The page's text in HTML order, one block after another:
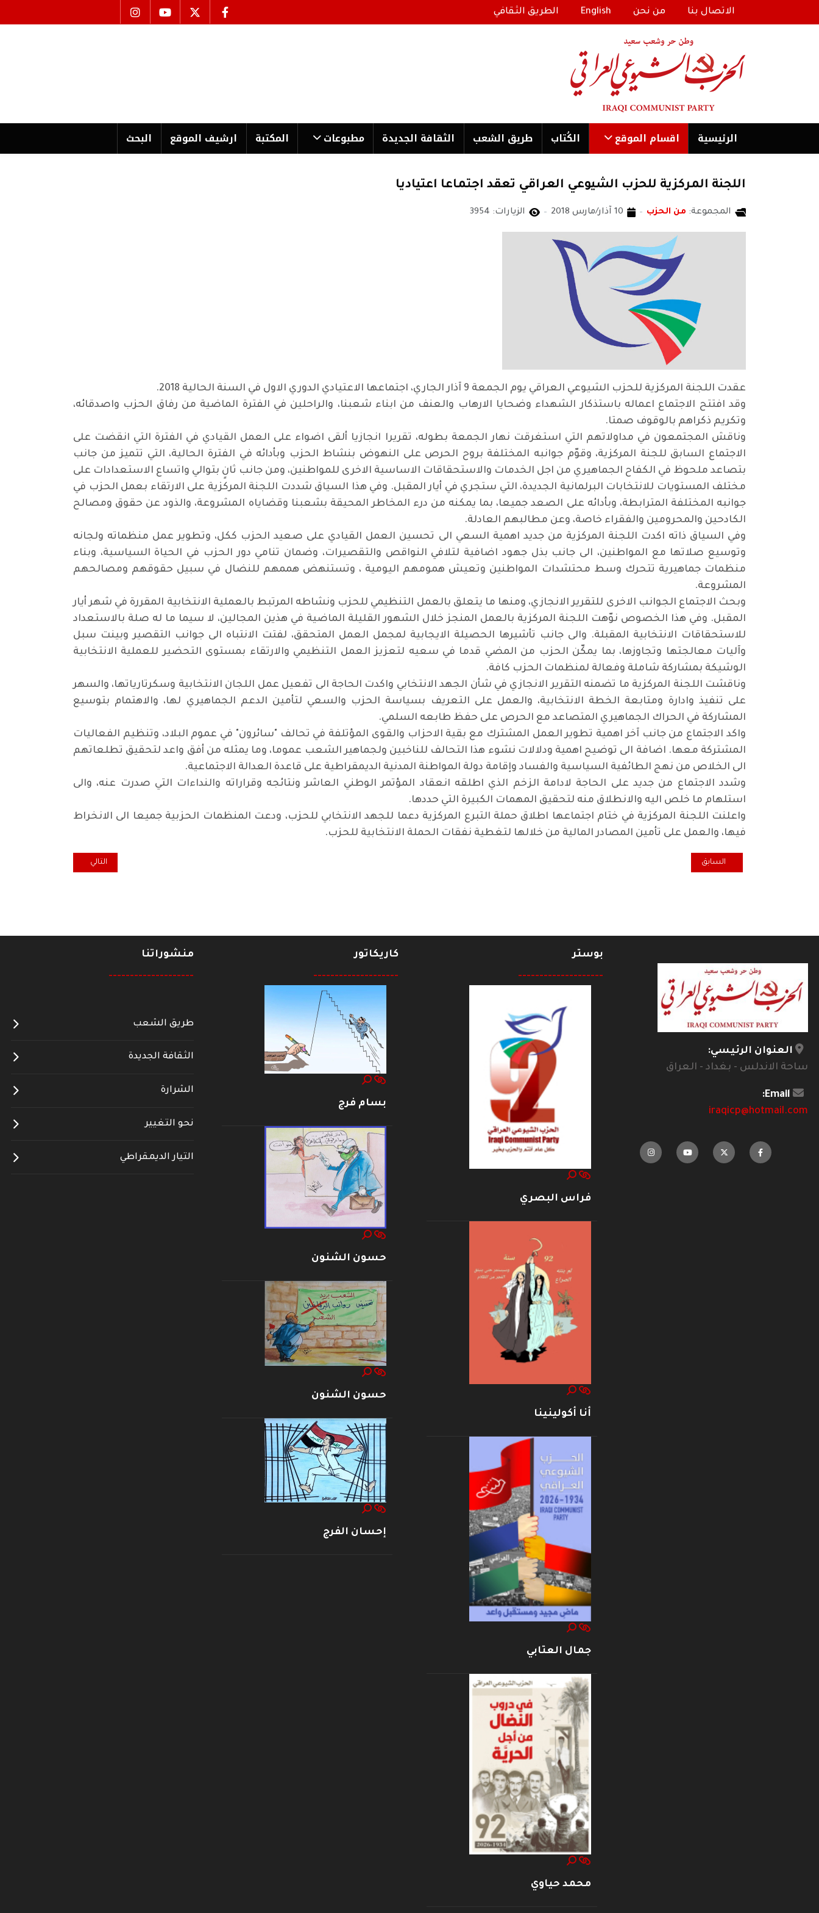
الاتصال بنا من نحن English الطريق الثقافي
الرئیسية اقسام الموقع الكُتاب طریق الشعب الثقافة الجدیدة مطبوعات المكتبة ارشیف الموقع البحث
اللجنة المركزية للحزب الشيوعي العراقي تعقد اجتماعا اعتياديا
المجموعة: من الحزب 10 آذار/مارس 2018 الزيارات: 3954
عقدت اللجنة المركزية للحزب الشيوعي العراقي يوم الجمعة 9 آذار الجاري، اجتماعها الاعتيادي الدوري الاول في السنة الحالية 2018.
وقد افتتح الاجتماع اعماله باستذكار الشهداء وضحايا الارهاب والعنف من ابناء شعبنا، والراحلين في الفترة الماضية من رفاق الحزب واصدقائه،
وتكريم ذكراهم بالوقوف صمتا.
وناقش المجتمعون في مداولاتهم التي استغرقت نهار الجمعة بطوله، تقريرا انجازيا ألقى اضواء على العمل القيادي في الفترة التي انقضت على
الاجتماع السابق للجنة المركزية، وقوّم جوانبه المختلفة بروح الحرص على النهوض بنشاط الحزب وبأدائه في الفترة الحالية، التي تتميز من جانب
بتصاعد ملحوظ في الكفاح الجماهيري من اجل الخدمات والاستحقاقات الاساسية الاخرى للمواطنين، ومن جانب ثانٍ بتوالي واتساع الاستعدادات على
مختلف المستويات للانتخابات البرلمانية الجديدة، التي ستجري في أيار المقبل. وفي هذا السياق شددت اللجنة المركزية على الارتقاء بعمل الحزب في
جوانبه المختلفة المترابطة، وبأدائه على الصعد جميعا، بما يمكنه من درء المخاطر المحيقة بشعبنا وقضاياه المشروعة، والذود عن حقوق ومصالح
الكادحين والمحرومين والفقراء خاصة، وعن مطالبهم العادلة.
وفي السياق ذاته اكدت اللجنة المركزية من جديد اهمية السعي الى تحسين العمل القيادي على صعيد الحزب ككل، وتطوير عمل منظماته ولجانه
وتوسيع صلاتها مع المواطنين، الى جانب بذل جهود اضافية لتلافي النواقص والتقصيرات، وضمان تنامي دور الحزب في الحياة السياسية، وبناء
منظمات جماهيرية تتحرك وسط محتشدات المواطنين وتعيش همومهم اليومية ، وتستنهض هممهم للنضال في سبيل حقوقهم ومصالحهم
المشروعة.
وبحث الاجتماع الجوانب الاخرى للتقرير الانجازي، ومنها ما يتعلق بالعمل التنظيمي للحزب ونشاطه المرتبط بالعملية الانتخابية المقررة في شهر أيار
المقبل. وفي هذا الخصوص نوّهت اللجنة المركزية بالعمل المنجز خلال الشهور القليلة الماضية في هذين المجالين، لا سيما ما له صلة بالاستعداد
للاستحقاقات الانتخابية المقبلة. والى جانب تأشيرها الحصيلة الايجابية لمجمل العمل المتحقق، لفتت الانتباه الى جوانب التقصير وبينت سبل
وآليات معالجتها وتجاوزها، بما يمكّن الحزب من المضي قدما في سعيه لتعزيز العمل التنظيمي والارتقاء بمستوى التحضير للعملية الانتخابية
الوشيكة بمشاركة شاملة وفعالة لمنظمات الحزب كافة.
وناقشت اللجنة المركزية ما تضمنه التقرير الانجازي في شأن الجهد الانتخابي واكدت الحاجة الى تفعيل عمل اللجان الانتخابية وسكرتارياتها، والسهر
على تنفيذ وادارة ومتابعة الخطة الانتخابية، والعمل على التعريف بسياسة الحزب والسعي لتأمين الدعم الجماهيري لها، والاهتمام بتوسيع
المشاركة في الحراك الجماهيري المتصاعد مع الحرص على حفظ طابعه السلمي.
واكد الاجتماع من جانب آخر اهمية تطوير العمل المشترك مع بقية الاحزاب والقوى المؤتلفة في تحالف "سائرون" في عموم البلاد، وتنظيم الفعاليات
المشتركة معها. اضافة الى توضيح اهمية ودلالات نشوء هذا التحالف للناخبين ولجماهير الشعب عموما، وما يمثله من أفق واعد لتحقيق تطلعاتهم
الى الخلاص من نهج الطائفية السياسية والفساد وإقامة دولة المواطنة المدنية الديمقراطية على قاعدة العدالة الاجتماعية.
وشدد الاجتماع من جديد على الحاجة لادامة الزخم الذي اطلقه انعقاد المؤتمر الوطني العاشر ونتائجه وقراراته والنداءات التي صدرت عنه، والى
استلهام ما خلص اليه والانطلاق منه لتحقيق المهمات الكبيرة التي حددها.
واعلنت اللجنة المركزية في ختام اجتماعها اطلاق حملة التبرع المركزية دعما للجهد الانتخابي للحزب، ودعت المنظمات الحزبية جميعا الى الانخراط
فيها، والعمل على تأمين المصادر المالية من خلالها لتغطية نفقات الحملة الانتخابية للحزب.
المقال السابق: كلمة اللجنة المركزية للحزب الشيوعي العراقي في حفل تأبين الفقيد فالح عبد الجبار *
السابق المقال التالي: وفد اتحاد نقابات
التالي
العنوان الرئيسي:
ساحة الاندلس - بغداد - العراق
Email:
iraqicp@hotmail.com
بوستر
--------------------
فراس البصري
أنا أكولينينا
جمال العتابي
محمد حياوي
كاريكاتور
--------------------
بسام فرج
حسون الشنون
حسون الشنون
إحسان الفرج
منشوراتنا
--------------------
طريق الشعب
الثقافة الجديدة
الشرارة
نحو التغيير
التيار الديمقراطي